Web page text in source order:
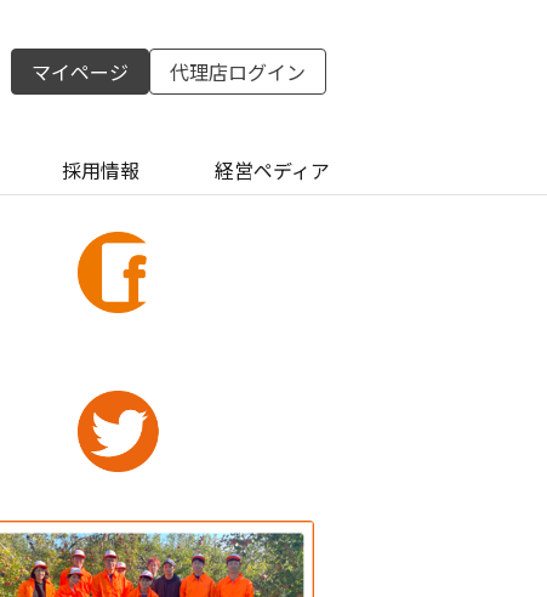
採用情報 経営ペディア
マイページ 代理店ログイン